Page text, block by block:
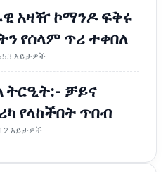
አዛዥ ኮማንዶ ፍቅሩ
የሰላም ጥሪ ተቀበለ
እይታዎች
ትርዒት:- ቻይና
የላከችበት ጥበብ
እይታዎች